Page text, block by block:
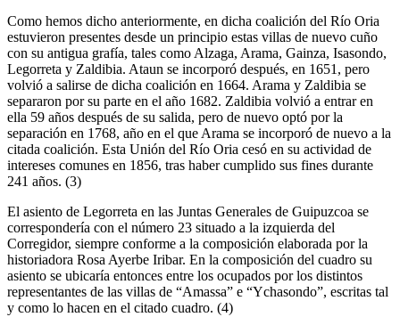
Como hemos dicho anteriormente, en dicha coalición del Río Oria
estuvieron presentes desde un principio estas villas de nuevo cuño
con su antigua grafía, tales como Alzaga, Arama, Gainza, Isasondo,
Legorreta y Zaldibia. Ataun se incorporó después, en 1651, pero
volvió a salirse de dicha coalición en 1664. Arama y Zaldibia se
separaron por su parte en el año 1682. Zaldibia volvió a entrar en
ella 59 años después de su salida, pero de nuevo optó por la
separación en 1768, año en el que Arama se incorporó de nuevo a la
citada coalición. Esta Unión del Río Oria cesó en su actividad de
intereses comunes en 1856, tras haber cumplido sus fines durante
241 años. (3)
El asiento de Legorreta en las Juntas Generales de Guipuzcoa se
correspondería con el número 23 situado a la izquierda del
Corregidor, siempre conforme a la composición elaborada por la
historiadora Rosa Ayerbe Iribar. En la composición del cuadro su
asiento se ubicaría entonces entre los ocupados por los distintos
representantes de las villas de “Amassa” e “Ychasondo”, escritas tal
y como lo hacen en el citado cuadro. (4)